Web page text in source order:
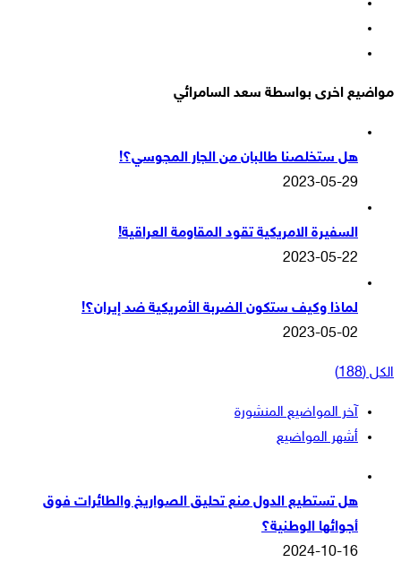
مواضيع اخرى بواسطة سعد السامرائي
هل ستخلصنا طالبان من الجار المجوسي؟!
2023-05-29
السفيرة الامريكية تقود المقاومة العراقية!
2023-05-22
لماذا وكيف ستكون الضربة الأمريكية ضد إيران؟!
2023-05-02
الكل (188)
آخر المواضيع المنشورة
أشهر المواضيع
هل تستطيع الدول منع تحليق الصواريخ والطائرات فوق
أجوائها الوطنية؟
2024-10-16